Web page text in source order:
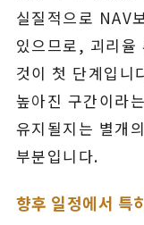
실질적으로 NAV
있으므로, 괴리율
것이 첫 단계입니
높아진 구간이라
유지될지는 별개
부분입니다.
향후 일정에서 특